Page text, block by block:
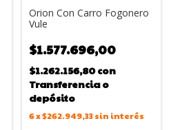
Orion Con Carro Fogonero
Vule
$1.577.696,00
$1.262.156,80con
Transferencia o
depósito
6x$262.949,33 sin interés